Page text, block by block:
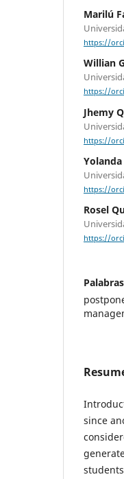
Marilú
https://
Willian
https://
Jhemy
https://
https://
Rosel
https://
since